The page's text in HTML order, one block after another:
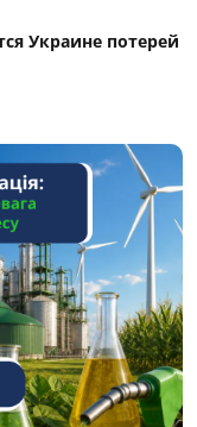
Украине потерей